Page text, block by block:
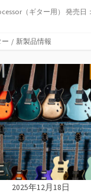
（ギター用） 発売日
ー / 新製品情報
2025年12月18日